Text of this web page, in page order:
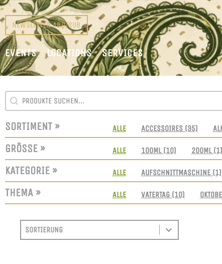
NEWSLETTER ABO/SUB
EVENTS LOCATIONS SERVICES
SUCHFELD
SEARCH CONTENT
SORTIMENT » SORTIMENT
ALLE ACCESSOIRES (35)
GRÖSSE »
GRÖSSEN
ALLE 100ML (10) 200ML (1)
KATEGORIE »
KATEGORIE
ALLE AUFSCHNITTMASCHINE (1)
THEMA »
THEMEN
ALLE VATERTAG (10)
SORTIEREN
SORT CONTENT
SORT CONTENT